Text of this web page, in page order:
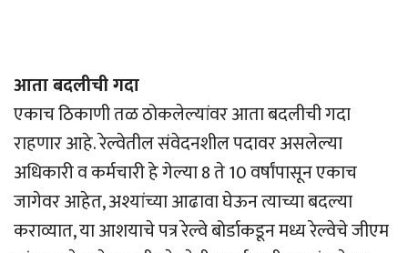
आता बदलीची गदा
एकाच ठिकाणी तळ ठोकलेल्यांवर आता बदलीची गदा
राहणार आहे. रेल्वेतील संवेदनशील पदावर असलेल्या
अधिकारी व कर्मचारी हे गेल्या 8 ते 10 वर्षांपासून एकाच
जागेवर आहेत, अश्यांच्या आढावा घेऊन त्याच्या बदल्या
कराव्यात, या आशयाचे पत्र रेल्वे बोर्डाकडून मध्य रेल्वेचे जीएम